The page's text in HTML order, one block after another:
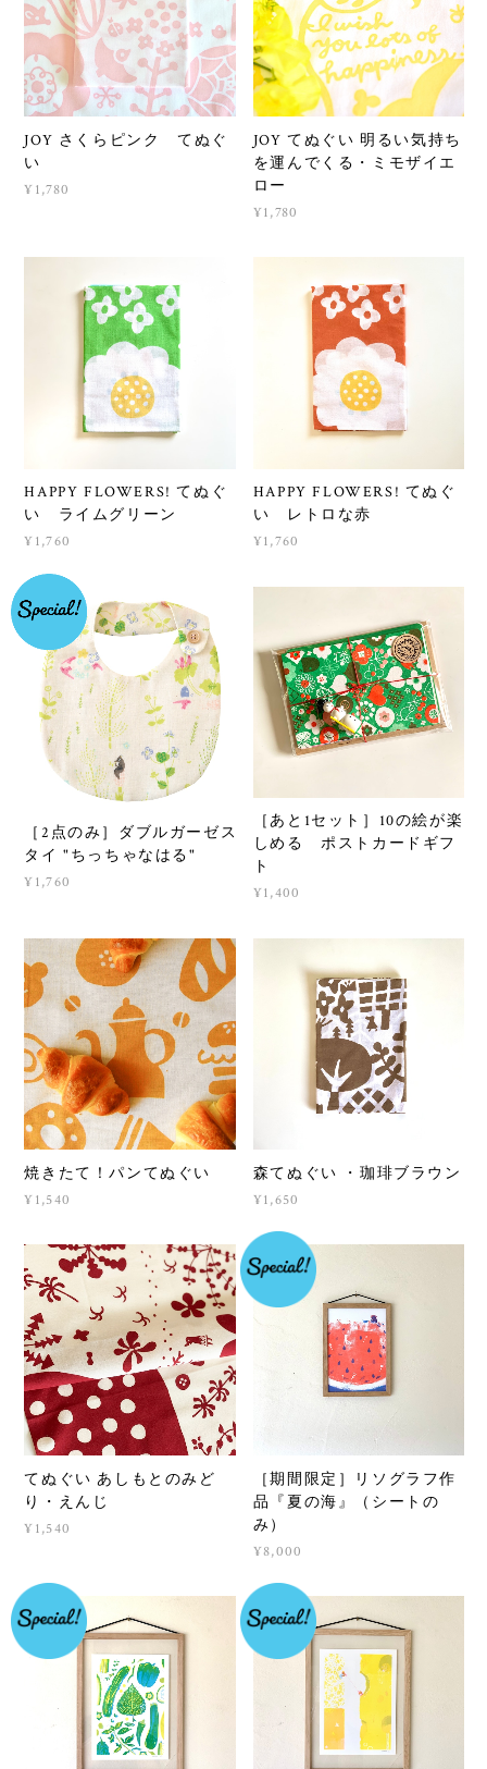
JOY さくらピンク てぬぐ
い
¥1,780
JOY てぬぐい 明るい気持ち
を運んでくる・ミモザイエ
ロー
¥1,780
HAPPY FLOWERS! てぬぐ
い ライムグリーン
¥1,760
HAPPY FLOWERS! てぬぐ
い レトロな赤
¥1,760
［2点のみ］ダブルガーゼス
タイ "ちっちゃなはる"
¥1,760
［あと1セット］10の絵が楽
しめる ポストカードギフ
ト
¥1,400
焼きたて！パンてぬぐい
¥1,540
森てぬぐい ・珈琲ブラウン
¥1,650
てぬぐい あしもとのみど
り・えんじ
¥1,540
［期間限定］リソグラフ作
品『夏の海』（シートの
み）
¥8,000